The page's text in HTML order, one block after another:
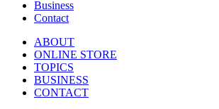
Business
Contact
ABOUT
ONLINE STORE
TOPICS
BUSINESS
CONTACT